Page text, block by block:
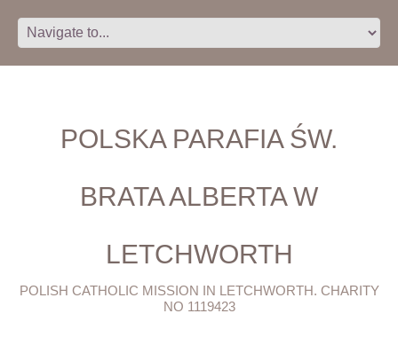
POLSKA PARAFIA ŚW.
BRATA ALBERTA W
LETCHWORTH
POLISH CATHOLIC MISSION IN LETCHWORTH. CHARITY
NO 1119423